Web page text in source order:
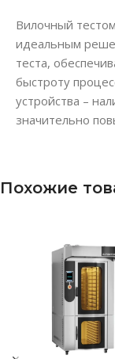
Вилочный
идеальным
теста,
быстроту
устройства –
значительно
Похожие